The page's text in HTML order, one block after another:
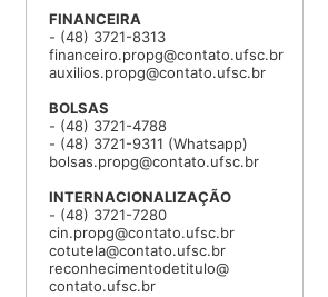
FINANCEIRA
- (48) 3721-8313
financeiro.propg@contato.ufsc.br
auxilios.propg@contato.ufsc.br
BOLSAS
- (48) 3721-4788
- (48) 3721-9311 (Whatsapp)
bolsas.propg@contato.ufsc.br
INTERNACIONALIZAÇÃO
- (48) 3721-7280
cin.propg@contato.ufsc.br
cotutela@contato.ufsc.br
reconhecimentodetitulo@
contato.ufsc.br